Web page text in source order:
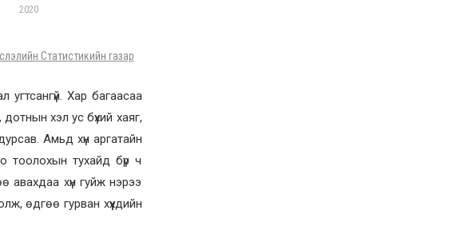
Хар багаасаа
хэл ус бүхий хаяг,
Амьд хүн аргатайн
тоолохын тухайд бүр ч
авахдаа хүн гуйж нэрээ
өдгөө гурван хүүхдийн